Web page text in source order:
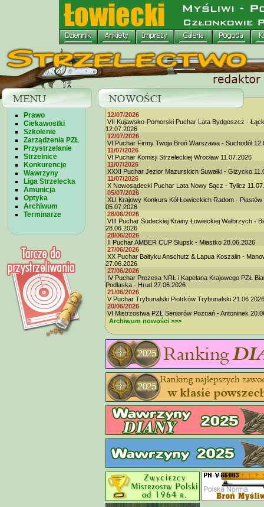
Prawo
Ciekawostki
Szkolenie
Zarządzenia PZŁ
Przystrzelanie
Strzelnice
Konkurencje
Wawrzyny
Liga Strzelecka
Amunicja
Optyka
Archiwum
Terminarze
12/07/2026
VII Kujawsko-Pomorski Puchar Lata Bydgoszcz -
12.07.2026
12/07/2026
VI Puchar Firmy Twoja Broń Warszawa - Suchodół
11/07/2026
VI Puchar Komisji Strzeleckiej Wrocław 11.07.2026
11/07/2026
XXXI Puchar Jezior Mazurskich Suwałki - Giżycko
11/07/2026
X Nowosądecki Puchar Lata Nowy Sącz - Tylicz
05/07/2026
XLI Krajowy Konkurs Kół Łowieckich Radom - Piastów
05.07.2026
28/06/2026
VIII Puchar Sudeckiej Krainy Łowieckiej Wałbrzych -
28.06.2026
28/06/2026
II Puchar AMBER CUP Słupsk - Miastko 28.06.2026
27/06/2026
XX Puchar Bałtyku Anschutz & Lapua Koszalin -
27.06.2026
27/06/2026
IV Puchar Prezesa NRŁ i Kapelana Krajowego PZŁ
Podlaska - Hrud 27.06.2026
21/06/2026
V Puchar Trybunalski Piotrków Trybunalski 21.06.2026
20/06/2026
VI Mistrzostwa PZŁ Seniorów Poznań - Antoninek
Archiwum nowości >>>